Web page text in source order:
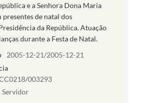
e a Senhora Dona Maria
presentes de natal dos
da República. Atuação
durante a Festa de Natal.
2005-12-21/2005-12-21
003293
Servidor